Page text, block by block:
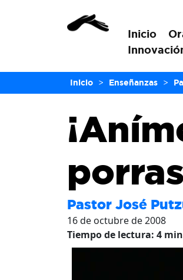
Inicio
Inicio > Enseñanzas >
Pastor José
16 de octubre de 2008
Tiempo de lectura: 4